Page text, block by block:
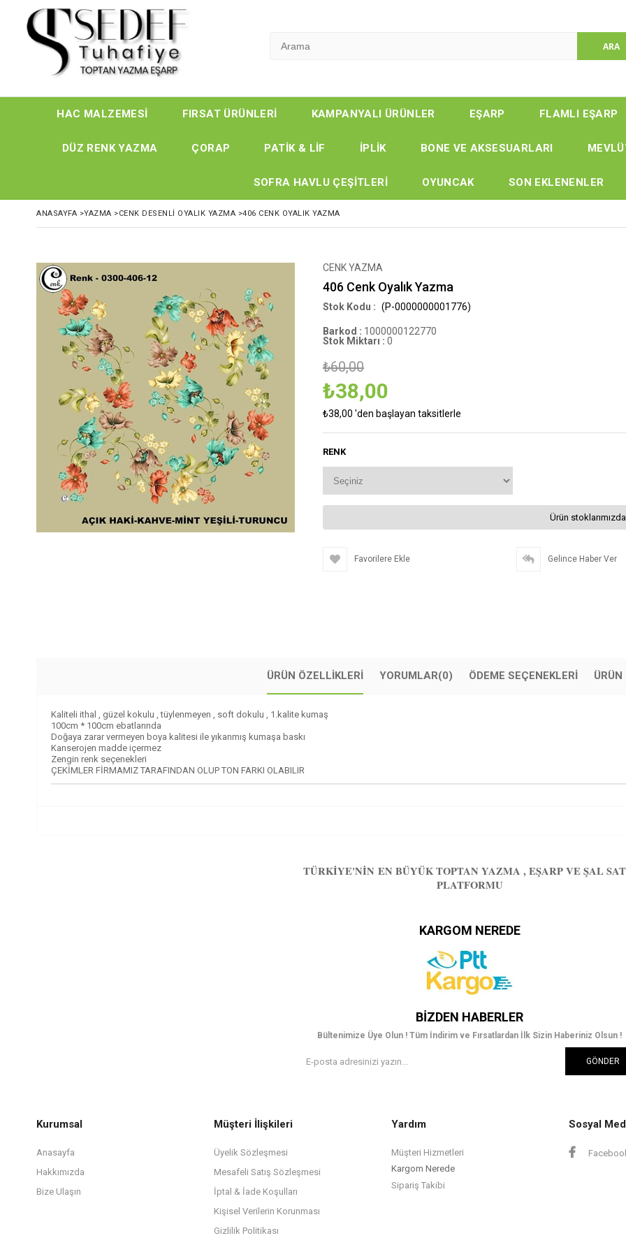
HAC MALZEMESİ FIRSAT ÜRÜNLERİ KAMPANYALI ÜRÜNLER EŞARP FLAMLI EŞARP
DÜZ RENK YAZMA ÇORAP PATİK & LİF İPLİK BONE VE AKSESUARLARI
SOFRA HAVLU ÇEŞİTLERİ OYUNCAK SON EKLENENLER
ANASAYFA >YAZMA >CENK DESENLİ OYALIK YAZMA >406 CENK OYALIK YAZMA
CENK YAZMA
406 Cenk Oyalık Yazma
(P-0000000001776)
Barkod : 1000000122770
Stok Miktarı : 0
₺60,00
₺38,00
₺38,00 'den başlayan taksitlerle
RENK
Ürün
Favorilere Ekle Gelince Haber Ver
ÜRÜN ÖZELLIKLERI YORUMLAR(0) ÖDEME SEÇENEKLERI ÜRÜN
Kaliteli ithal , güzel kokulu , tüylenmeyen , soft dokulu , 1.kalite kumaş
100cm * 100cm ebatlarında
Doğaya zarar vermeyen boya kalitesi ile yıkanmış kumaşa baskı
Kanserojen madde içermez
Zengin renk seçenekleri
ÇEKİMLER FİRMAMIZ TARAFINDAN OLUP TON FARKI OLABILIR
TÜRKIYE'NIN EN BÜYÜK TOPTAN YAZMA , EŞARP VE ŞAL
PLATFORMU
KARGOM NEREDE
BIZDEN HABERLER
Bültenimize Üye Olun ! Tüm İndirim ve Fırsatlardan İlk Sizin Haberiniz Olsun !
GÖNDER
Kurumsal
Anasayfa
Hakkımızda
Bize Ulaşın
Müşteri İlişkileri
Üyelik Sözleşmesi
Mesafeli Satış Sözleşmesi
İptal & İade Koşulları
Kişisel Verilerin Korunması
Gizlilik Politikası
Yardım
Müşteri Hizmetleri
Kargom Nerede
Sipariş Takibi
Sosyal